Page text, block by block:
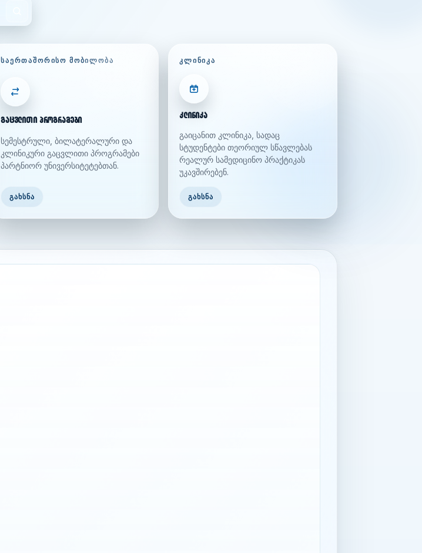
ᲡᲐᲔᲠᲗᲐᲨᲝᲠᲘᲡᲝ ᲛᲝᲑᲘᲚᲝᲑᲐ
გაცვლითი პროგრამები
სემესტრული, ბილატერალური და
კლინიკური გაცვლითი პროგრამები
პარტნიორ უნივერსიტეტებთან.
ᲒᲐᲮᲡᲜᲐ
ᲙᲚᲘᲜᲘᲙᲐ
კლინიკა
გაიცანით კლინიკა, სადაც
სტუდენტები თეორიულ სწავლებას
რეალურ სამედიცინო პრაქტიკას
უკავშირებენ.
ᲒᲐᲮᲡᲜᲐ